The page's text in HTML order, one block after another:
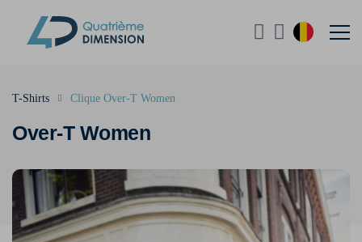
Over-T Women
T-Shirts Clique Over-T Women